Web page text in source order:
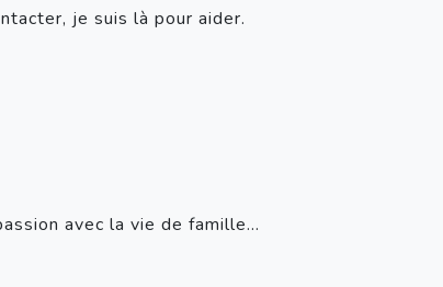
je suis là pour aider.
avec la vie de famille…